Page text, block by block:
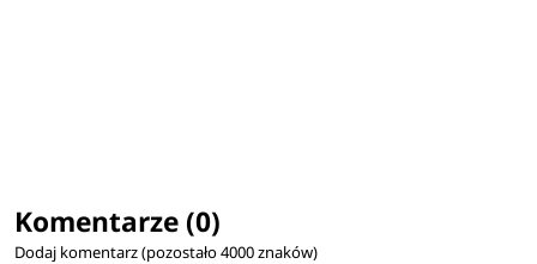
Komentarze (0)
Dodaj komentarz (pozostało4000znaków)